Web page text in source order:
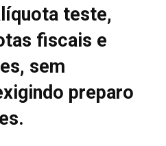
teste,
fiscais e
sem
preparo